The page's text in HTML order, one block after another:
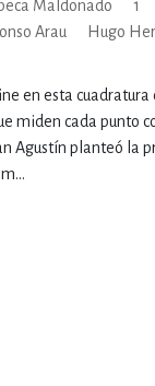
Maldonado 1
Arau Hugo
en esta
miden cada punto
Agustín planteó la